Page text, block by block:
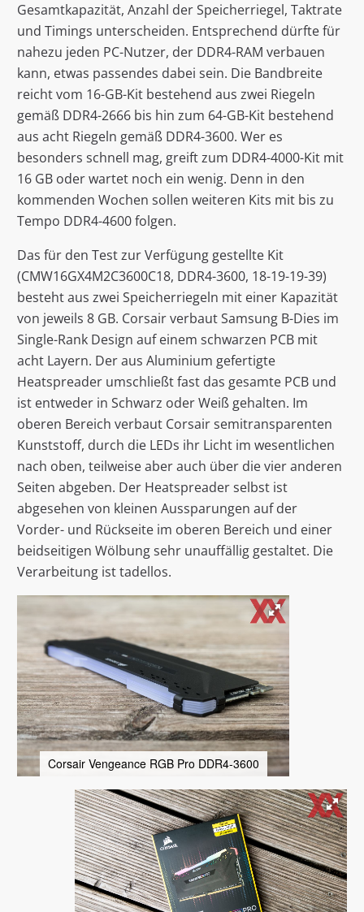
Gesamtkapazität, Anzahl der Speicherriegel, Taktrate
und Timings unterscheiden. Entsprechend dürfte für
nahezu jeden PC-Nutzer, der DDR4-RAM verbauen
kann, etwas passendes dabei sein. Die Bandbreite
reicht vom 16-GB-Kit bestehend aus zwei Riegeln
gemäß DDR4-2666 bis hin zum 64-GB-Kit bestehend
aus acht Riegeln gemäß DDR4-3600. Wer es
besonders schnell mag, greift zum DDR4-4000-Kit mit
16 GB oder wartet noch ein wenig. Denn in den
kommenden Wochen sollen weiteren Kits mit bis zu
Tempo DDR4-4600 folgen.
Das für den Test zur Verfügung gestellte Kit
(CMW16GX4M2C3600C18, DDR4-3600, 18-19-19-39)
besteht aus zwei Speicherriegeln mit einer Kapazität
von jeweils 8 GB. Corsair verbaut Samsung B-Dies im
Single-Rank Design auf einem schwarzen PCB mit
acht Layern. Der aus Aluminium gefertigte
Heatspreader umschließt fast das gesamte PCB und
ist entweder in Schwarz oder Weiß gehalten. Im
oberen Bereich verbaut Corsair semitransparenten
Kunststoff, durch die LEDs ihr Licht im wesentlichen
nach oben, teilweise aber auch über die vier anderen
Seiten abgeben. Der Heatspreader selbst ist
abgesehen von kleinen Aussparungen auf der
Vorder- und Rückseite im oberen Bereich und einer
beidseitigen Wölbung sehr unauffällig gestaltet. Die
Verarbeitung ist tadellos.
Corsair Vengeance RGB Pro DDR4-3600